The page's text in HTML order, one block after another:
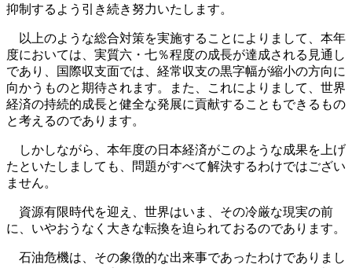
抑制するよう引き続き努力いたします。
以上のような総合対策を実施することによりまして、本年
度においては、実質六・七％程度の成長が達成される見通し
であり、国際収支面では、経常収支の黒字幅が縮小の方向に
向かうものと期待されます。また、これによりまして、世界
経済の持続的成長と健全な発展に貢献することもできるもの
と考えるのであります。
しかしながら、本年度の日本経済がこのような成果を上げ
たといたしましても、問題がすべて解決するわけではござい
ません。
資源有限時代を迎え、世界はいま、その冷厳な現実の前
に、いやおうなく大きな転換を迫られておるのであります。
石油危機は、その象徴的な出来事であったわけでありまし